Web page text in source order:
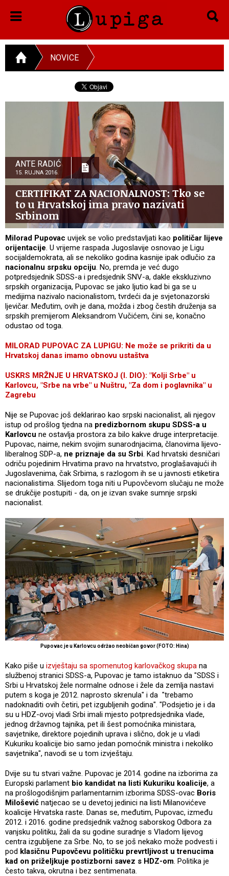
NOVICE
ANTE RADIĆ
15. RUJNA 2016.
CERTIFIKAT ZA NACIONALNOST: Tko se
to u Hrvatskoj ima pravo nazivati
Srbinom
Milorad Pupovac uvijek se volio predstavljati kao političar lijeve
orijentacije. U vrijeme raspada Jugoslavije osnovao je Ligu
socijaldemokrata, ali se nekoliko godina kasnije ipak odlučio za
nacionalnu srpsku opciju. No, premda je već dugo
potpredsjednik SDSS-a i predsjednik SNV-a, dakle ekskluzivno
srpskih organizacija, Pupovac se jako ljutio kad bi ga se u
medijima nazivalo nacionalistom, tvrdeći da je svjetonazorski
ljevičar. Međutim, ovih je dana, možda i zbog čestih druženja sa
srpskih premijerom Aleksandrom Vučićem, čini se, konačno
odustao od toga.
MILORAD PUPOVAC ZA LUPIGU: Ne može se prikriti da u
Hrvatskoj danas imamo obnovu ustaštva
USKRS MRŽNJE U HRVATSKOJ (I. DIO): "Kolji Srbe" u
Karlovcu, "Srbe na vrbe" u Nuštru, "Za dom i poglavnika" u
Zagrebu
Nije se Pupovac još deklarirao kao srpski nacionalist, ali njegov
istup od prošlog tjedna na predizbornom skupu SDSS-a u
Karlovcu ne ostavlja prostora za bilo kakve druge interpretacije.
Pupovac, naime, nekim svojim sunarodnjacima, članovima lijevo-
liberalnog SDP-a, ne priznaje da su Srbi. Kad hrvatski desničari
odriču pojedinim Hrvatima pravo na hrvatstvo, proglašavajući ih
Jugoslavenima, čak Srbima, s razlogom ih se u javnosti etiketira
nacionalistima. Slijedom toga niti u Pupovčevom slučaju ne može
se drukčije postupiti - da, on je izvan svake sumnje srpski
nacionalist.
Pupovac je u Karlovcu održao neobičan govor (FOTO: Hina)
Kako piše u izvještaju sa spomenutog karlovačkog skupa na
službenoj stranici SDSS-a, Pupovac je tamo istaknuo da "SDSS i
Srbi u Hrvatskoj žele normalne odnose i žele da zemlja nastavi
putem s koga je 2012. naprosto skrenula" i da "trebamo
nadoknaditi ovih četiri, pet izgubljenih godina". "Podsjetio je i da
su u HDZ-ovoj vladi Srbi imali mjesto potpredsjednika vlade,
jednog državnog tajnika, pet ili šest pomoćnika ministara,
savjetnike, direktore pojedinih uprava i slično, dok je u vladi
Kukuriku koalicije bio samo jedan pomoćnik ministra i nekoliko
savjetnika", navodi se u tom izvještaju.
Dvije su tu stvari važne. Pupovac je 2014. godine na izborima za
Europski parlament bio kandidat na listi Kukuriku koalicije, a
na prošlogodišnjim parlamentarnim izborima SDSS-ovac Boris
Milošević natjecao se u devetoj jedinici na listi Milanovićeve
koalicije Hrvatska raste. Danas se, međutim, Pupovac, između
2012. i 2016. godine predsjednik važnog saborskog Odbora za
vanjsku politiku, žali da su godine suradnje s Vladom lijevog
centra izgubljene za Srbe. No, to se još nekako može podvesti i
pod klasičnu Pupovčevu političku prevrtljivost u trenucima
kad on priželjkuje postizborni savez s HDZ-om. Politika je
često takva, okrutna i bez sentimenata.